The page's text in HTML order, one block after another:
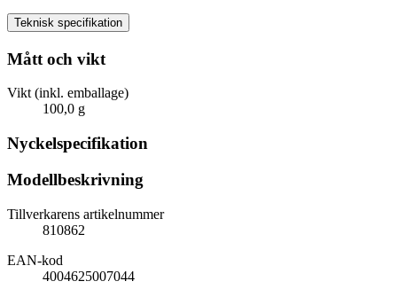
Teknisk specifikation
Mått och vikt
Vikt (inkl. emballage)
100,0 g
Nyckelspecifikation
Modellbeskrivning
Tillverkarens artikelnummer
810862
EAN-kod
4004625007044